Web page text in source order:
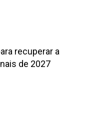
recuperar a
de 2027